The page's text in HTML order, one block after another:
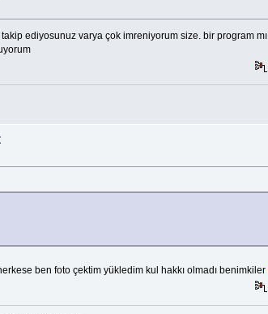
ediyosunuz varya çok imreniyorum size. bir program mı
ben foto çektim yükledim kul hakkı olmadı benimkiler